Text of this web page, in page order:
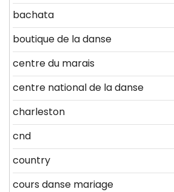
bachata
boutique de la danse
centre du marais
centre national de la danse
charleston
cnd
country
cours danse mariage